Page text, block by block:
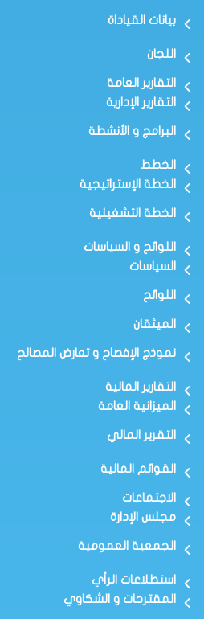
بيانات القياداة
اللجان
التقارير العامة
التقارير الإدارية
البرامج و الأنشطة
الخطط
الخطة الإستراتيجية
الخطة التشغيلية
اللوائح و السياسات
السياسات
اللوائح
الميثقان
نموذج الإفصاح و تعارض المصالح
التقارير المالية
الميزانية العامة
التقرير المالي
القوائم المالية
الاجتماعات
مجلس الإدارة
الجمعية العمومية
استطلاعات الرأي
المقترحات و الشكاوي